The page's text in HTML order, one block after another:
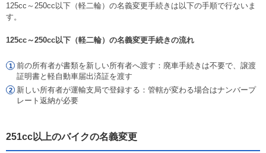
125cc～250cc以下（軽二輪）の名義変更手続きは以下の手順で行ないま
す。
125cc～250cc以下（軽二輪）の名義変更手続きの流れ
前の所有者が書類を新しい所有者へ渡す：廃車手続きは不要で、譲渡
証明書と軽自動車届出済証を渡す
新しい所有者が運輸支局で登録する：管轄が変わる場合はナンバープ
レート返納が必要
251cc以上のバイクの名義変更